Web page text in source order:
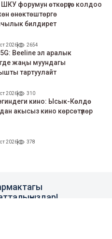
форумун өткөрүүгө колдоо
өнөктөштөргө
билдирет
2026 2654
Beeline эл аралык
жаңы муундагы
тартуулайт
2026 310
кино: Ысык-Көлдө
акысыз кино көрсөтүлөр
2026 378